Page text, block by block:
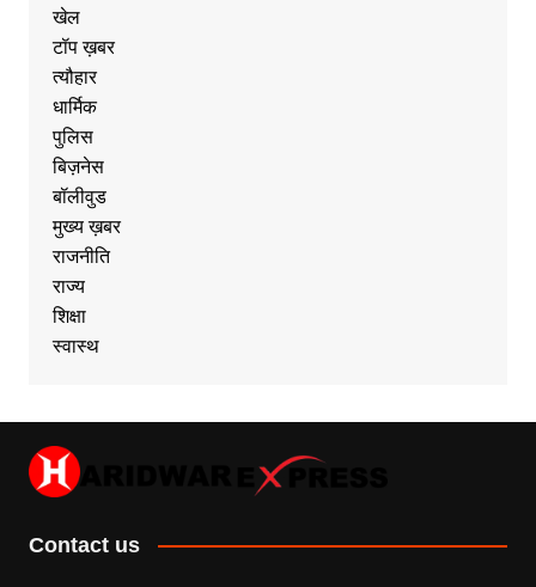
खेल
टॉप ख़बर
त्यौहार
धार्मिक
पुलिस
बिज़नेस
बॉलीवुड
मुख्य ख़बर
राजनीति
राज्य
शिक्षा
स्वास्थ
Contact us